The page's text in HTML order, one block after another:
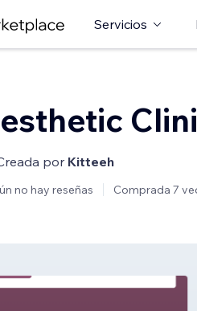
Servicios
por Kitteeh
no hay reseñas Comprada 7